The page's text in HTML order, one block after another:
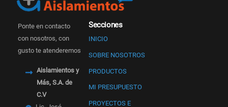
Ponte en contacto
con nosotros, con
gusto te atenderemos
Aislamientos y
Más, S.A. de
C.V
Secciones
INICIO
SOBRE NOSOTROS
PRODUCTOS
MI PRESUPUESTO
PROYECTOS E